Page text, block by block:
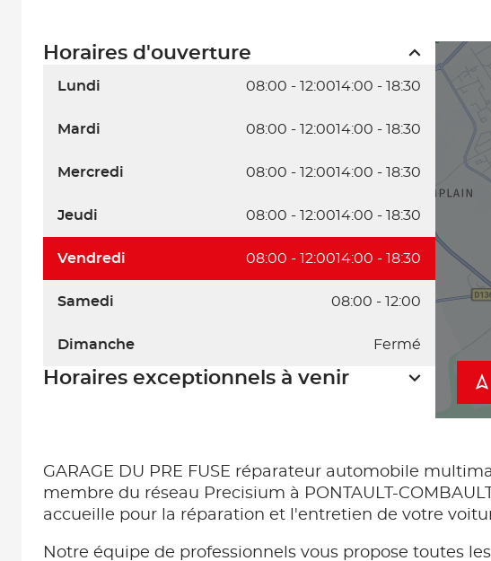
Horaires d'ouverture
Lundi 08:00 - 12:0014:00 - 18:30
Mardi 08:00 - 12:0014:00 - 18:30
Mercredi 08:00 - 12:0014:00 - 18:30
Jeudi 08:00 - 12:0014:00 - 18:30
Vendredi 08:00 - 12:0014:00 - 18:30
Samedi 08:00 - 12:00
Dimanche Fermé
Horaires exceptionnels à venir
GARAGE DU PRE FUSE réparateur automobile
membre du réseau Precisium à PONTAULT-
accueille pour la réparation et l'entretien de votre
Notre équipe de professionnels vous propose toutes